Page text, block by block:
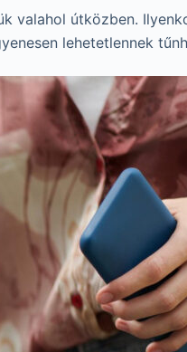
valahol útközben.
lehetetlennek